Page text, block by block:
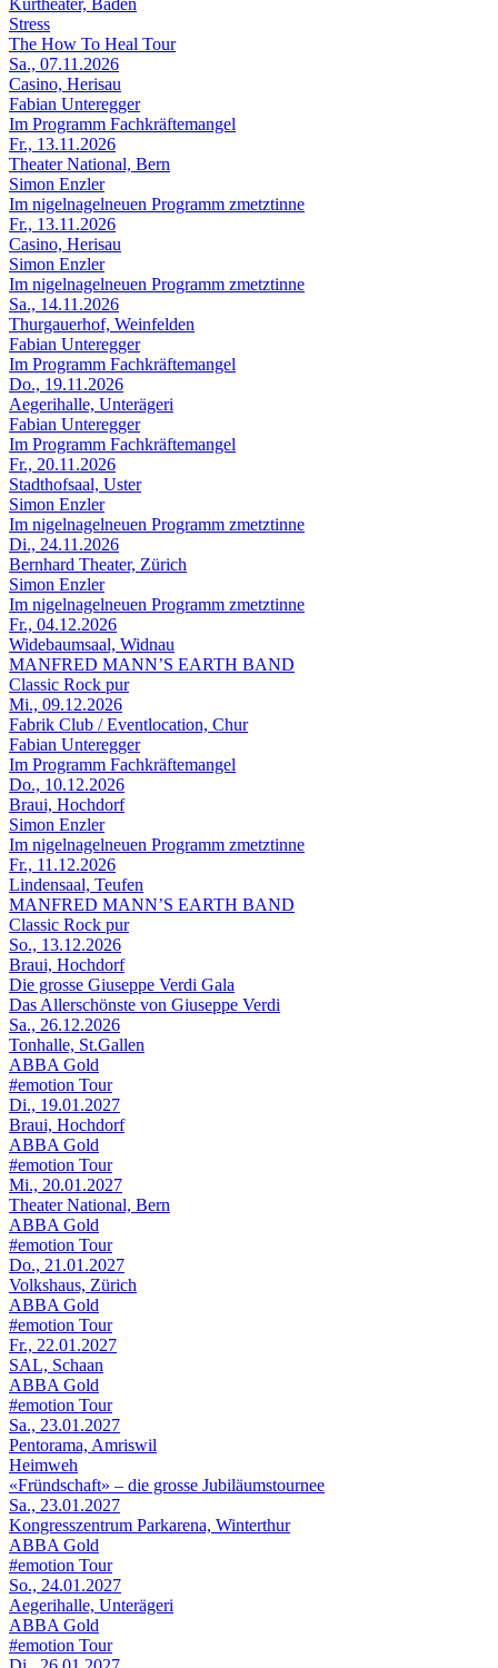
Kurtheater, Baden
Stress
The How To Heal Tour
Sa., 07.11.2026
Casino, Herisau
Fabian Unteregger
Im Programm Fachkräftemangel
Fr., 13.11.2026
Theater National, Bern
Simon Enzler
Im nigelnagelneuen Programm zmetztinne
Fr., 13.11.2026
Casino, Herisau
Simon Enzler
Im nigelnagelneuen Programm zmetztinne
Sa., 14.11.2026
Thurgauerhof, Weinfelden
Fabian Unteregger
Im Programm Fachkräftemangel
Do., 19.11.2026
Aegerihalle, Unterägeri
Fabian Unteregger
Im Programm Fachkräftemangel
Fr., 20.11.2026
Stadthofsaal, Uster
Simon Enzler
Im nigelnagelneuen Programm zmetztinne
Di., 24.11.2026
Bernhard Theater, Zürich
Simon Enzler
Im nigelnagelneuen Programm zmetztinne
Fr., 04.12.2026
Widebaumsaal, Widnau
MANFRED MANN’S EARTH BAND
Classic Rock pur
Mi., 09.12.2026
Fabrik Club / Eventlocation, Chur
Fabian Unteregger
Im Programm Fachkräftemangel
Do., 10.12.2026
Braui, Hochdorf
Simon Enzler
Im nigelnagelneuen Programm zmetztinne
Fr., 11.12.2026
Lindensaal, Teufen
MANFRED MANN’S EARTH BAND
Classic Rock pur
So., 13.12.2026
Braui, Hochdorf
Die grosse Giuseppe Verdi Gala
Das Allerschönste von Giuseppe Verdi
Sa., 26.12.2026
Tonhalle, St.Gallen
ABBA Gold
#emotion Tour
Di., 19.01.2027
Braui, Hochdorf
ABBA Gold
#emotion Tour
Mi., 20.01.2027
Theater National, Bern
ABBA Gold
#emotion Tour
Do., 21.01.2027
Volkshaus, Zürich
ABBA Gold
#emotion Tour
Fr., 22.01.2027
SAL, Schaan
ABBA Gold
#emotion Tour
Sa., 23.01.2027
Pentorama, Amriswil
Heimweh
«Fründschaft» – die grosse Jubiläumstournee
Sa., 23.01.2027
Kongresszentrum Parkarena, Winterthur
ABBA Gold
#emotion Tour
So., 24.01.2027
Aegerihalle, Unterägeri
ABBA Gold
#emotion Tour